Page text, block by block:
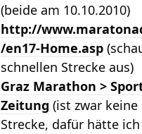
(beide am 10.10.2010)
http://
/en17-Home.asp
schnellen Strecke aus)
Graz Marathon >
Zeitung (ist zwar
Strecke, dafür hätte